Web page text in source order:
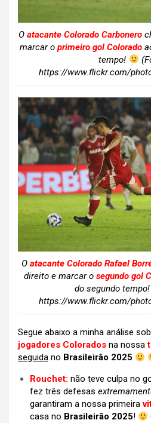
O atacante Colorado Carbonero
marcar o primeiro gol Colorado
tempo!
https://www.flickr.com/
O atacante Colorado Rafael
direito e marcar o segundo gol
do segundo tempo!
https://www.flickr.com/
Segue abaixo a minha análise
jogadores Colorados na nossa
seguida no Brasileirão 2025
Rouchet: não teve culpa no
fez três defesas
garantiram a nossa primeira
casa no Brasileirão 2025!